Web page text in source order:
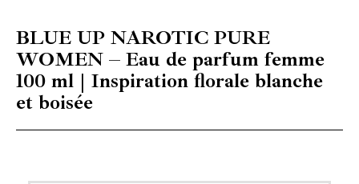
BLUE UP NAROTIC PURE
WOMEN – Eau de parfum femme
100 ml | Inspiration florale blanche
et boisée